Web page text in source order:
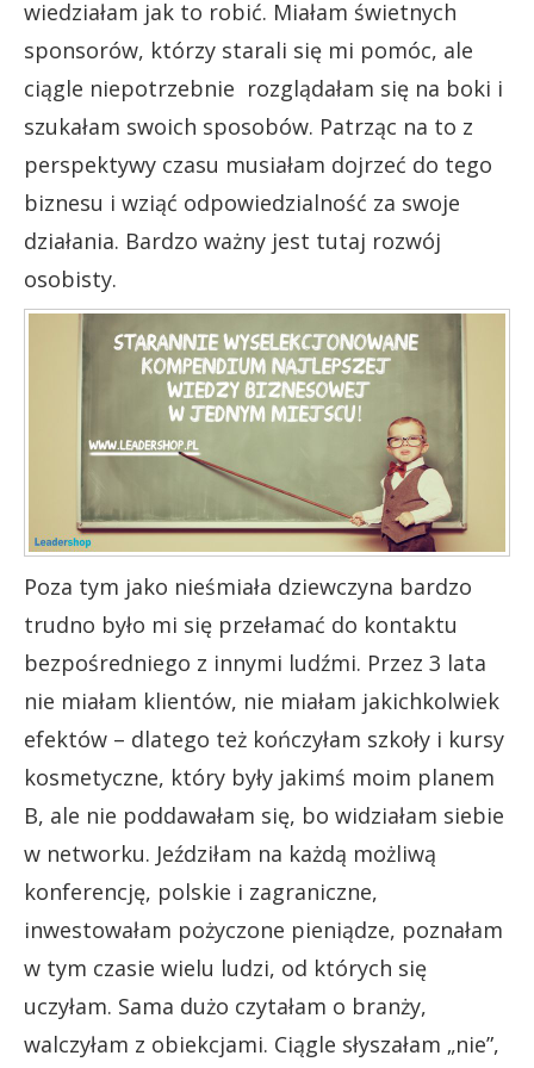
wiedziałam jak to robić. Miałam świetnych
sponsorów, którzy starali się mi pomóc, ale
ciągle niepotrzebnie rozglądałam się na boki i
szukałam swoich sposobów. Patrząc na to z
perspektywy czasu musiałam dojrzeć do tego
biznesu i wziąć odpowiedzialność za swoje
działania. Bardzo ważny jest tutaj rozwój
osobisty.
Poza tym jako nieśmiała dziewczyna bardzo
trudno było mi się przełamać do kontaktu
bezpośredniego z innymi ludźmi. Przez 3 lata
nie miałam klientów, nie miałam jakichkolwiek
efektów – dlatego też kończyłam szkoły i kursy
kosmetyczne, który były jakimś moim planem
B, ale nie poddawałam się, bo widziałam siebie
w networku. Jeździłam na każdą możliwą
konferencję, polskie i zagraniczne,
inwestowałam pożyczone pieniądze, poznałam
w tym czasie wielu ludzi, od których się
uczyłam. Sama dużo czytałam o branży,
walczyłam z obiekcjami. Ciągle słyszałam „nie”,